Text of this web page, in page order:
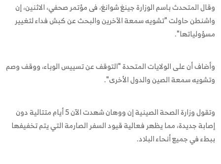
وقال المتحدث باسم الوزارة جينغ شوانغ، فى مؤتمر صحفي، الاثنين، إن
واشنطن حاولت "تشويه سمعة الآخرين والبحث عن كبش فداء لتغيير
مسؤولياتها".
وأضاف أن على الولايات المتحدة "التوقف عن تسييس الوباء، ووقف وصم
وتشويه سمعة الصين والدول الأخرى".
وتقول وزارة الصحة الصينية إن ووهان شهدت الآن 5 أيام متتالية دون
إصابة جديدة، مما يظهر فعالية قيود السفر الصارمة التي يتم تخفيفها
ببطء في جميع أنحاء البلاد.